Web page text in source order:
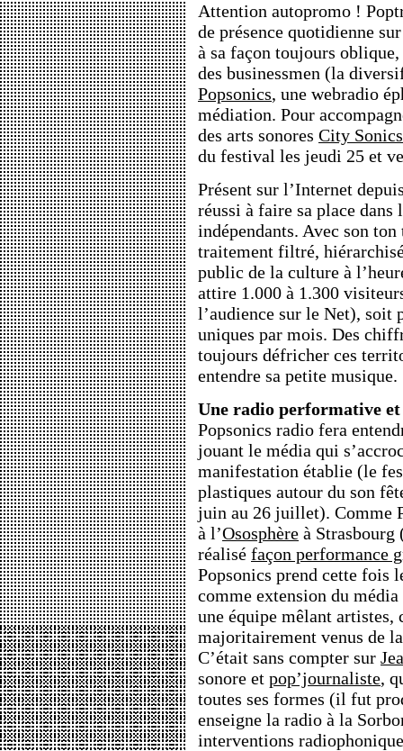
Attention autopromo !
de présence quotidienne
à sa façon toujours
des businessmen (la
Popsonics, une webradio
médiation. Pour
des arts sonores City Sonics
du festival les jeudi 25 et
Présent sur l’Internet
réussi à faire sa place dans
indépendants. Avec son
traitement filtré,
public de la culture à
attire 1.000 à 1.300
l’audience sur le Net), soit
uniques par mois. Des
toujours défricher ces
entendre sa petite musique.
Une radio performative et
Popsonics radio fera
jouant le média qui
manifestation établie (le
plastiques autour du son
juin au 26 juillet). Comme
à l’Ososphère à Strasbourg
réalisé façon performance
Popsonics prend cette fois
comme extension du
une équipe mêlant artistes,
majoritairement venus de
C’était sans compter sur
sonore et pop’journaliste,
toutes ses formes (il fut
enseigne la radio à la
interventions